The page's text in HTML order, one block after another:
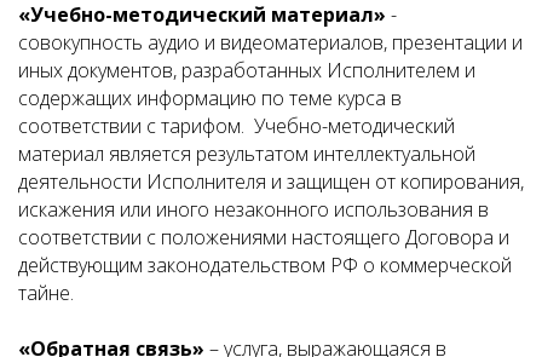
«Учебно-методический материал» -
совокупность аудио и видеоматериалов, презентации и
иных документов, разработанных Исполнителем и
содержащих информацию по теме курса в
соответствии с тарифом. Учебно-методический
материал является результатом интеллектуальной
деятельности Исполнителя и защищен от копирования,
искажения или иного незаконного использования в
соответствии с положениями настоящего Договора и
действующим законодательством РФ о коммерческой
тайне.
«Обратная связь» – услуга, выражающаяся в